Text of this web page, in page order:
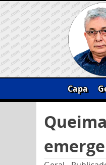
Skip
to
content
Capa
por: